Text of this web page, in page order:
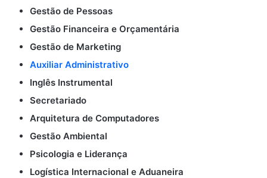
Gestão de Pessoas
Gestão Financeira e Orçamentária
Gestão de Marketing
Auxiliar Administrativo
Inglês Instrumental
Secretariado
Arquitetura de Computadores
Gestão Ambiental
Psicologia e Liderança
Logística Internacional e Aduaneira